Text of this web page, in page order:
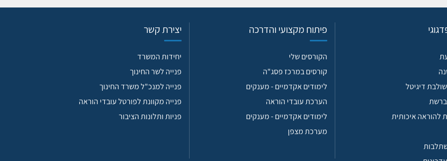
דיגיטל
להוראה איכותית
פיתוח מקצועי והדרכה
הקורסים שלי
קורסים במרכז פסג"ה
לימודים אקדמיים - מענקים
הערכת עובדי הוראה
לימודים אקדמיים - מענקים
מערכת מצפן
יצירת קשר
יחידות המשרד
פנייה לשר החינוך
פנייה למנכ"ל משרד החינוך
פנייה מקוונת לפורטל עובדי הוראה
פניות ותלונות הציבור